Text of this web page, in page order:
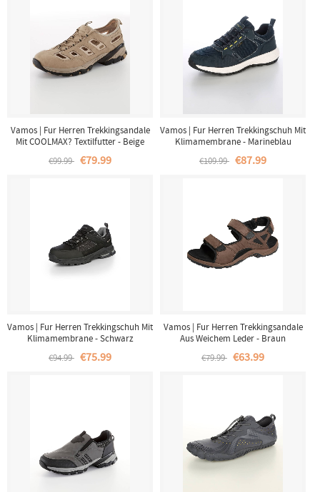
Vamos | Fur Herren Trekkingsandale
Mit COOLMAX? Textilfutter - Beige
€99.99 €79.99
Vamos | Fur Herren Trekkingschuh Mit
Klimamembrane - Marineblau
€109.99 €87.99
Vamos | Fur Herren Trekkingschuh Mit
Klimamembrane - Schwarz
€94.99 €75.99
Vamos | Fur Herren Trekkingsandale
Aus Weichem Leder - Braun
€79.99 €63.99